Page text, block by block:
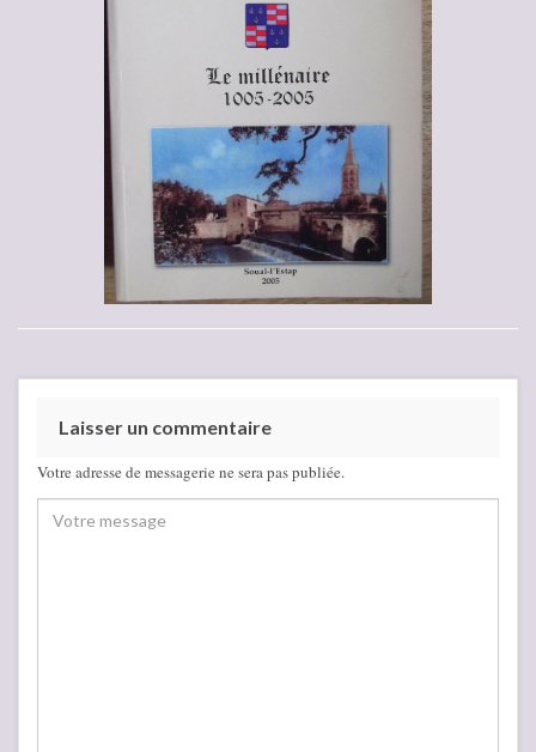
Laisser un commentaire
Votre adresse de messagerie ne sera pas publiée.